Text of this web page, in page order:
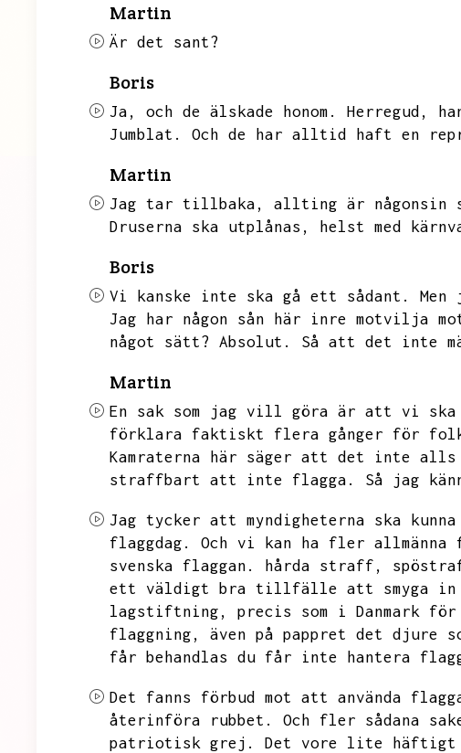
Martin
Är det sant?
Boris
Ja, och de älskade honom. Herregud,
Jumblat.
Och de har alltid haft en
Martin
Jag tar tillbaka, allting är någonsin
Druserna ska utplånas,
helst med
Boris
Vi kanske inte ska gå ett sådant.
Jag har någon sån här inre motvilja
något sätt? Absolut. Så att det inte
Martin
En sak som jag vill göra är att vi ska
förklara faktiskt flera gånger för folk
Kamraterna här säger att det inte
straffbart att inte flagga.
Så jag
Jag tycker att myndigheterna ska
flaggdag.
Och vi kan ha fler allmänna
svenska flaggan.
hårda straff,
ett väldigt bra tillfälle att smyga in
lagstiftning,
precis som i Danmark
flaggning,
även på pappret det djure
får behandlas du får inte hantera
Det fanns förbud mot att använda
återinföra rubbet.
Och fler sådana
patriotisk grej.
Det vore lite häftigt